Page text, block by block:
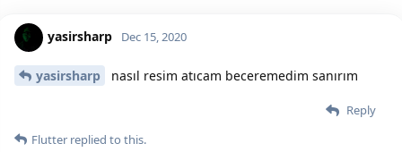
yasirsharp Dec 15, 2020
yasirsharp nasıl resim atıcam beceremedim sanırım
Reply
Flutter replied to this.